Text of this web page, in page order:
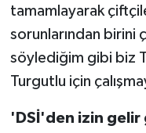
tamamlayarak
sorunlarından birini
söylediğim gibi biz
Turgutlu için
'DSİ'den izin